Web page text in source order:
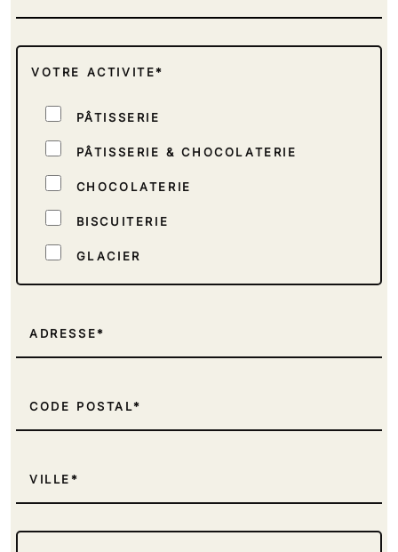
VOTRE ACTIVITE*
PÂTISSERIE
PÂTISSERIE & CHOCOLATERIE
CHOCOLATERIE
BISCUITERIE
GLACIER
TRAITEUR
REVENDEUR DE MATÉRIEL
ECOLE, CENTRE DE FORMATION,
ADRESSE
CODE POSTAL
VILLE